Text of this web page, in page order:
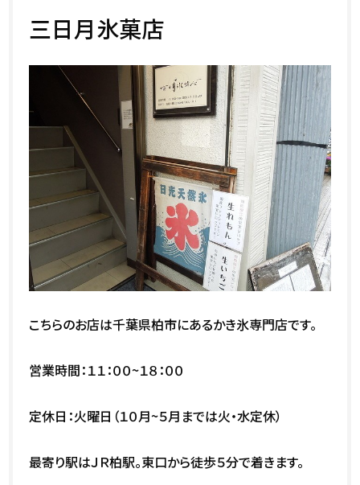
三日月氷菓店
こちらのお店は千葉県柏市にあるかき氷専門店です。
営業時間：１１：００~１８：００
定休日：火曜日（１０月~５月までは火・水定休）
最寄り駅はＪＲ柏駅。東口から徒歩５分で着きます。